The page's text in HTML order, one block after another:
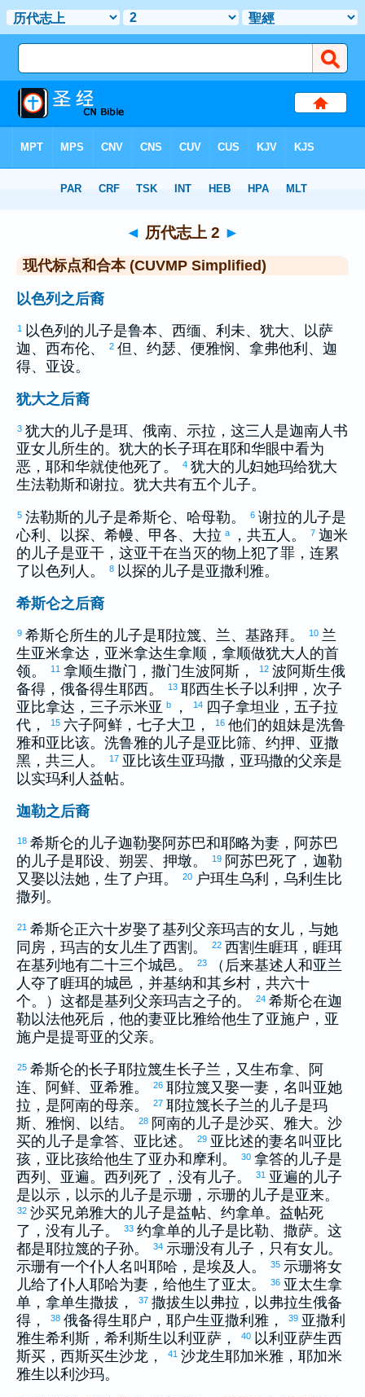
> 历代志上 2
◄ 历代志上 2 ►
现代标点和合本 (CUVMP Simplified)
以色列之后裔
1 以色列 的儿子是鲁本、 西缅、 利未、 犹大、 以萨
迦 、 西布伦、 2 但 、 约瑟、 便雅悯 、 拿弗他利 、 迦
得、 亚设。
犹大之后裔
3 犹大的儿子是珥、 俄南、 示拉 ，这三人是迦南人书
亚女儿所生的。 犹大的长子珥在耶和华眼中看为
恶，耶和华就使他死了。
4 犹大的儿妇她玛给犹大
生法勒斯和谢拉。 犹大共有五个儿子。
5 法勒斯的儿子是希斯仑、 哈母勒。 6 谢拉的儿子是
心利 、 以探、 希幔、 甲各、 大拉 a ，共五人。 7 迦米
的儿子是亚干 ，这亚干在当灭的物上犯了罪，连累
了 以色列 人。 8 以探的儿子是亚撒利雅。
希斯仑之后裔
9 希斯仑所生的儿子是耶拉篾、 兰、 基路拜。 10 兰
生亚米拿达 ， 亚米拿达生拿顺 ， 拿顺做犹大 人的首
领。
11 拿顺生撒门 ， 撒门生波阿斯 ， 12 波阿斯生俄
备得 ， 俄备得生耶西。 13 耶西生长子以利押 ，次子
亚比拿达 ，三子示米亚 b ， 14 四子拿坦业 ，五子拉
代 ， 15 六子 阿鲜 ，七子大卫 ， 16 他们的姐妹是洗鲁
雅和亚比该。 洗鲁雅的儿子是亚比筛、 约押、 亚撒
黑 ，共三人。 17 亚比该生亚玛撒 ， 亚玛撒的父亲是
以实玛利 人益帖。
迦勒之后裔
18 希斯仑的儿子迦勒娶阿苏巴和耶略为妻， 阿苏巴
的儿子是耶设、 朔罢、 押墩。 19 阿苏巴死了， 迦勒
又娶以法她 ，生了 户珥。 20 户珥生乌利 ， 乌利 生 比
撒列 。
21 希斯仑正六十岁娶了基列 父亲玛吉的女儿，与她
同房， 玛吉的女儿生了西割 。 22 西割生睚珥 ， 睚珥
在基列 地有二十三个城邑。 23 （后来基述 人和亚兰
人夺了睚珥的城邑，并基纳和其乡村，共六十
个。）这都是基列 父亲玛吉之子的。 24 希斯仑在迦
勒以法他死后，他的妻亚比雅给他生了亚施户 ， 亚
施户是提哥亚的父亲。
25 希斯仑的长子耶拉篾生长子兰 ，又生布拿、 阿
连、 阿鲜、 亚希雅。 26 耶拉篾又娶一妻，名叫 亚她
拉 ，是阿南的母亲。 27 耶拉篾长子兰的儿子是玛
斯、 雅悯、 以结。 28 阿南的儿子是沙买、 雅大。 沙
买的儿子是拿答、 亚比述。 29 亚比述的妻名叫 亚比
孩 ， 亚比孩给他生了亚办和摩利 。 30 拿答的儿子是
西列 、 亚遍 。 西列 死了，没有儿子。 31 亚遍的儿子
是 以示 ， 以示的儿子是示珊 ， 示珊的儿子是亚来。
32 沙买兄弟雅大的儿子是益帖、 约拿单。 益帖死
了，没有儿子。
33 约拿单的儿子是 比勒、 撒萨。这
都是耶拉篾的子孙。 34 示珊没有儿子，只有女儿。
示珊有一个仆人名叫 耶哈 ，是埃及 人。 35 示珊将女
儿给了仆人 耶哈为妻，给他生了亚太。 36 亚太生拿
单 ， 拿单生撒拔 ， 37 撒拔生 以弗拉 ， 以弗拉生俄备
得 ， 38 俄备得生耶户 ， 耶户生亚撒利雅 ， 39 亚撒利
雅生希利斯 ， 希利斯生 以利亚萨 ， 40 以利亚萨生西
斯买 ， 西斯买生沙龙 ， 41 沙龙生耶加米雅 ， 耶加米
雅生 以利沙玛。